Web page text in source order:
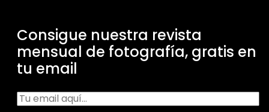
Consigue nuestra revista
mensual de fotografía, gratis en
tu email